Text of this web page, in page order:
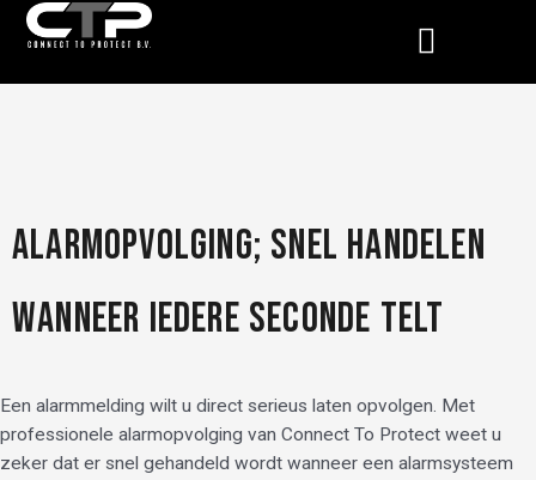
Skip
Menu
ALARMOPVOLGING; SNEL HANDELEN
WANNEER IEDERE SECONDE TELT
Een alarmmelding wilt u direct serieus laten opvolgen. Met
professionele alarmopvolging van Connect To Protect weet u
zeker dat er snel gehandeld wordt wanneer een alarmsysteem